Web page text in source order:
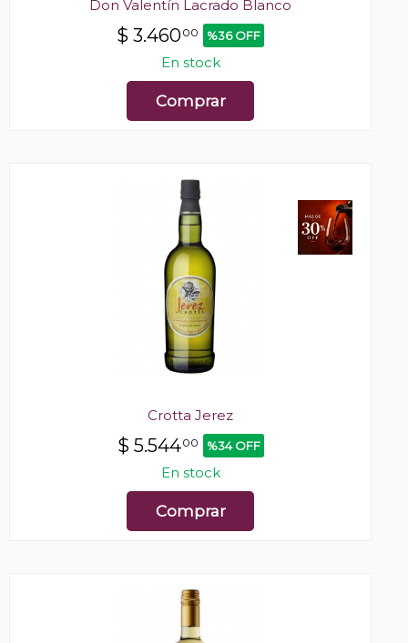
Don Valentín Lacrado Blanco
$ 3.46000 %36 OFF
En stock
Comprar
Crotta Jerez
$ 5.54400 %34 OFF
En stock
Comprar